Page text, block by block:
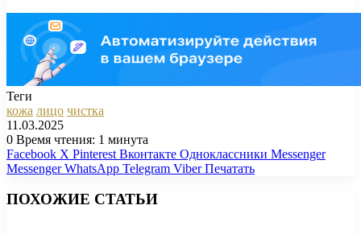
Теги
кожа лицо чистка
11.03.2025
0 Время чтения: 1 минута
Facebook X Pinterest Вконтакте Одноклассники Messenger
Messenger WhatsApp Telegram Viber Печатать
ПОХОЖИЕ СТАТЬИ